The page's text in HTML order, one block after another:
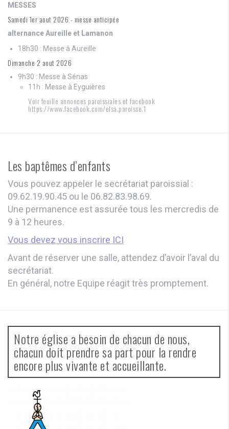
MESSES
Samedi 1er aout 2026 - messe anticipée
alternance Aureille et Lamanon
18h30 : Messe à Aureille
Dimanche 2 aout 2026
9h30 : Messe à Sénas
11h : Messe à Eyguières
Voir feuille annonces paroissiales et facebook
https://www.facebook.com/elsa.paroisse.1
Les baptêmes d’enfants
Vous pouvez appeler le secrétariat paroissial :
09.62.19.90.45 ou le 06.82.83.98.69.
Une permanence est assurée tous les mercredis de
9 à 12 heures.
Vous devez vous inscrire ICI
Avant de réserver une salle, attendez d’avoir l’aval du
secrétariat.
En général, notre Equipe réagit très promptement.
Notre église a besoin de chacun de nous,
chacun doit prendre sa part pour la rendre
encore plus vivante et accueillante.